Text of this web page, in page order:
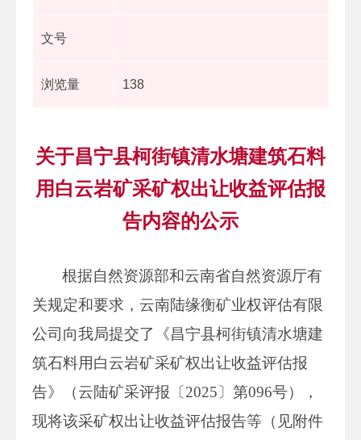
文号
浏览量 138
关于昌宁县柯街镇清水塘建筑石料
用白云岩矿采矿权出让收益评估报
告内容的公示
根据自然资源部和云南省自然资源厅有
关规定和要求，云南陆缘衡矿业权评估有限
公司向我局提交了《昌宁县柯街镇清水塘建
筑石料用白云岩矿采矿权出让收益评估报
告》（云陆矿采评报〔2025〕第096号），
现将该采矿权出让收益评估报告等（见附件